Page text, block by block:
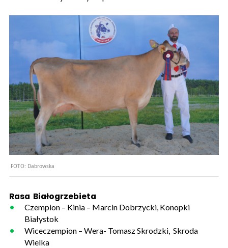
FOTO: Dabrowska
Rasa Białogrzebieta
Czempion – Kinia – Marcin Dobrzycki, Konopki
Białystok
Wiceczempion – Wera- Tomasz Skrodzki, Skroda
Wielka